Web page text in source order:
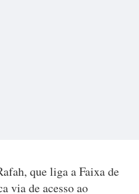
que liga a Faixa de
via de acesso ao